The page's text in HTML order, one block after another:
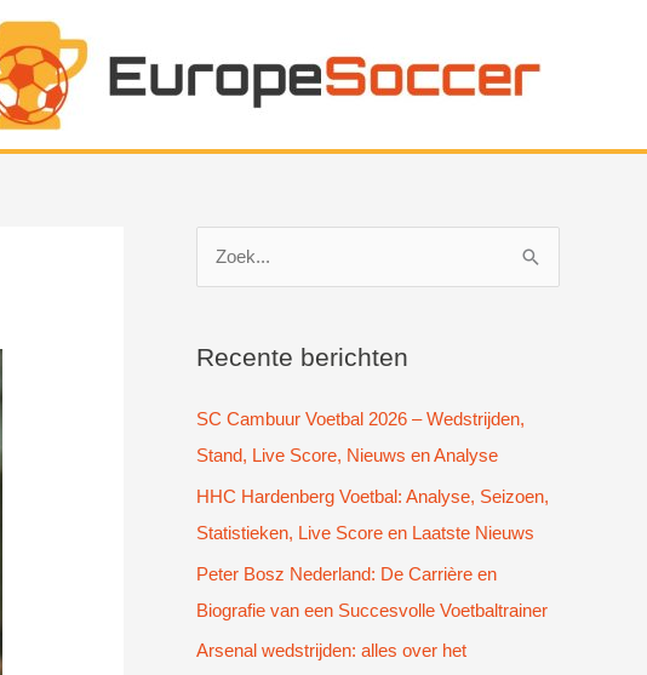
k
a
a
r
:
Recente berichten
SC Cambuur Voetbal 2026 – Wedstrijden,
Stand, Live Score, Nieuws en Analyse
HHC Hardenberg Voetbal: Analyse, Seizoen,
Statistieken, Live Score en Laatste Nieuws
Peter Bosz Nederland: De Carrière en
Biografie van een Succesvolle Voetbaltrainer
Arsenal wedstrijden: alles over het